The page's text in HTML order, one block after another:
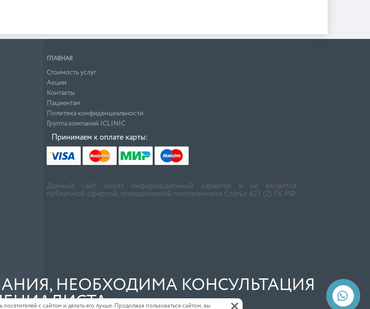
ГЛАВНАЯ
Стоимость услуг
Акции
Контакты
Пациентам
Политика конфиденциальности
Группа компаний ICLINIC
Принимаем к оплате карты:
Данный сайт носит информационный характер и не является
публичной офертой, определяемой положениями Статьи 427 (2) ГК РФ
НЕОБХОДИМА КОНСУЛЬТАЦИЯ
с сайтом и делать его лучше. Продолжая пользоваться сайтом, вы